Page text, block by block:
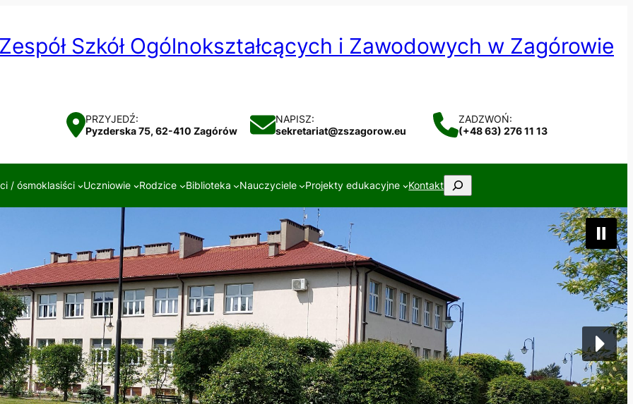
Zespół Szkół Ogólnokształcących i Zawodowych w Zagórowie
PRZYJEDŹ:
Pyzderska 75, 62-410 Zagórów
NAPISZ:
sekretariat@zszagorow.eu
ZADZWOŃ:
(+48 63) 276 11 13
/ ósmoklasiści Uczniowie Rodzice Biblioteka Nauczyciele Projekty edukacyjne KontaktSzukaj